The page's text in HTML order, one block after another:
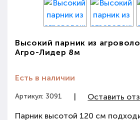
Высокий парник из
Агро-Лидер 8м
Есть в наличии
Артикул: 3091
Оставить
Парник высотой 120 см